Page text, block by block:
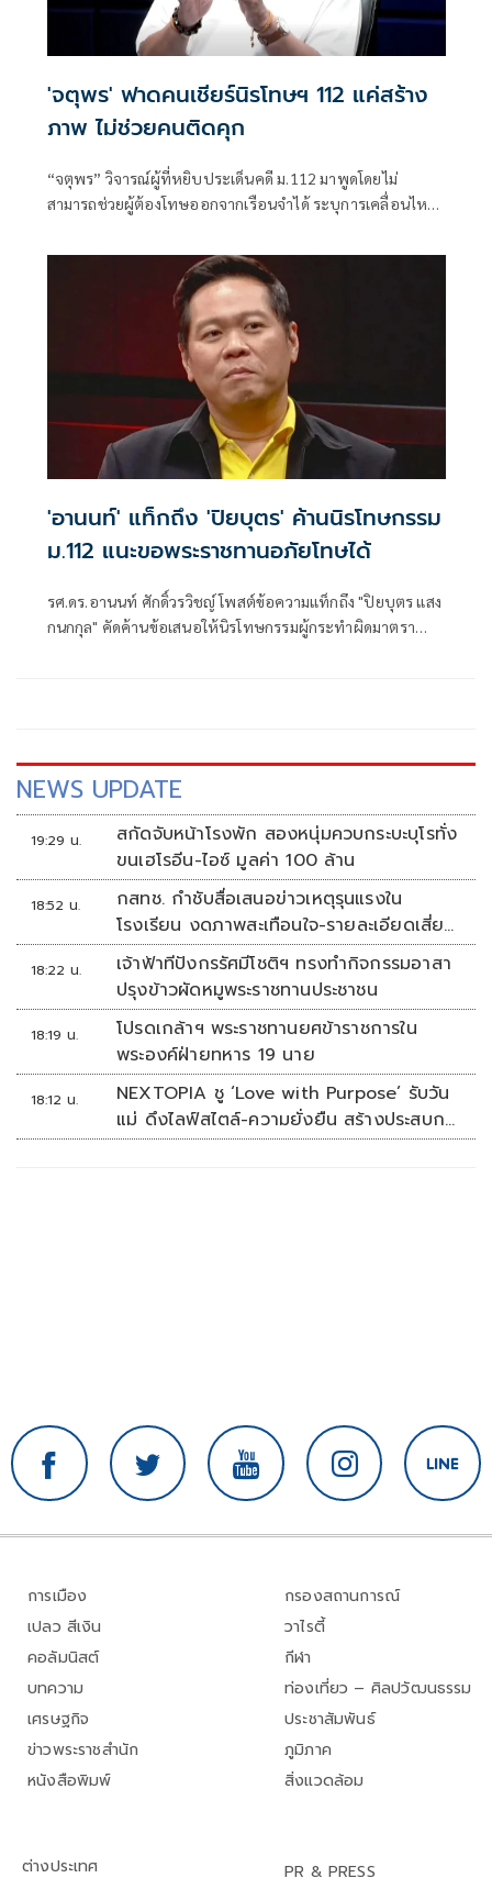
'จตุพร' ฟาดคนเชียร์นิรโทษฯ 112 แค่สร้าง
ภาพ ไม่ช่วยคนติดคุก
“จตุพร” วิจารณ์ผู้ที่หยิบประเด็นคดี ม.112 มาพูดโดยไม่
สามารถช่วยผู้ต้องโทษออกจากเรือนจำได้ ระบุการเคลื่อนไหว
พระราชทานอภัยโทษเป็นทางเลือกที่มีโอกาสมากที่สุด
'อานนท์' แท็กถึง 'ปิยบุตร' ค้านนิรโทษกรรม
ม.112 แนะขอพระราชทานอภัยโทษได้
รศ.ดร.อานนท์ ศักดิ์วรวิชญ์ โพสต์ข้อความแท็กถึง "ปิยบุตร แสง
กนกกุล" คัดค้านข้อเสนอให้นิรโทษกรรมผู้กระทำผิดมาตรา
NEWS UPDATE
19:29 น.
สกัดจับหน้าโรงพัก สองหนุ่มควบกระบะบุโรทั่ง
ขนเฮโรอีน-ไอซ์ มูลค่า 100 ล้าน
18:52 น.
กสทช. กำชับสื่อเสนอข่าวเหตุรุนแรงใน
โรงเรียน งดภาพสะเทือนใจ-รายละเอียดเสี่ยง
เลียนแบบ
18:22 น.
เจ้าฟ้าทีปังกรรัศมีโชติฯ ทรงทำกิจกรรมอาสา
ปรุงข้าวผัดหมูพระราชทานประชาชน
18:19 น.
โปรดเกล้าฯ พระราชทานยศข้าราชการใน
พระองค์ฝ่ายทหาร 19 นาย
18:12 น.
NEXTOPIA ชู ‘Love with Purpose’ รับวัน
แม่ ดึงไลฟ์สไตล์-ความยั่งยืน สร้างประสบกา
รณ์ช้อปปิงมีความหมาย
การเมือง
เปลว สีเงิน
คอลัมนิสต์
บทความ
เศรษฐกิจ
ข่าวพระราชสำนัก
หนังสือพิมพ์
กรองสถานการณ์
วาไรตี้
กีฬา
ท่องเที่ยว – ศิลปวัฒนธรรม
ประชาสัมพันธ์
ภูมิภาค
สิ่งแวดล้อม
ต่างประเทศ PR & PRESS